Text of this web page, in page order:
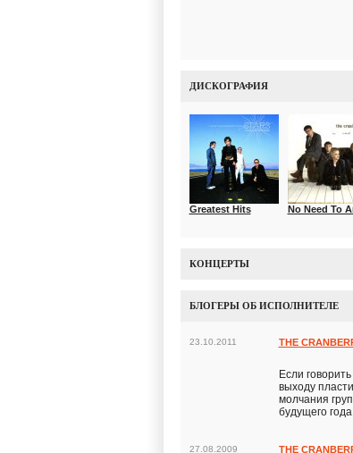
ДИСКОГРАФИЯ
Greatest Hits
No Need To
КОНЦЕРТЫ
БЛОГЕРЫ ОБ ИСПОЛНИТЕЛЕ
23.10.2011 THE
Если
выходу
молчания
будущего
27.08.2009 THE